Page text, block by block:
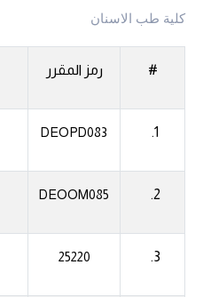
كلية طب الاسنان
# رمز المقرر
1.
DEOPD083
2.
DEOOM085
3.
25220